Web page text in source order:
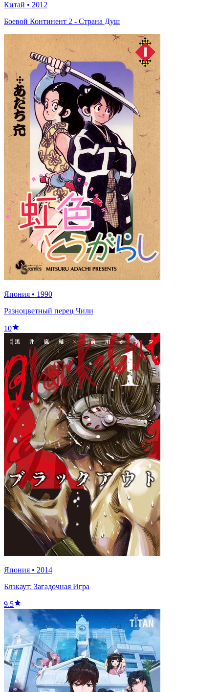
Китай • 2012
Боевой Континент 2 - Страна Душ
Япония • 1990
Разноцветный перец Чили
10
Япония • 2014
Блэкаут: Загадочная Игра
9.5